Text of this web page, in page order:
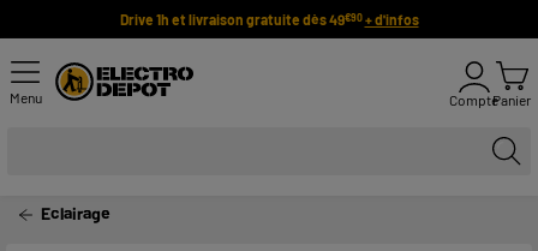
Drive 1h et livraison gratuite dès 49€90 + d'infos
Menu ComptePanier
Eclairage